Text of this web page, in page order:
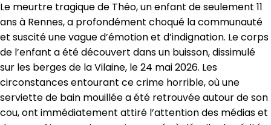
Le meurtre tragique de Théo, un enfant de seulement 11
ans à Rennes, a profondément choqué la communauté
et suscité une vague d’émotion et d’indignation. Le corps
de l’enfant a été découvert dans un buisson, dissimulé
sur les berges de la Vilaine, le 24 mai 2026. Les
circonstances entourant ce crime horrible, où une
serviette de bain mouillée a été retrouvée autour de son
cou, ont immédiatement attiré l’attention des médias et